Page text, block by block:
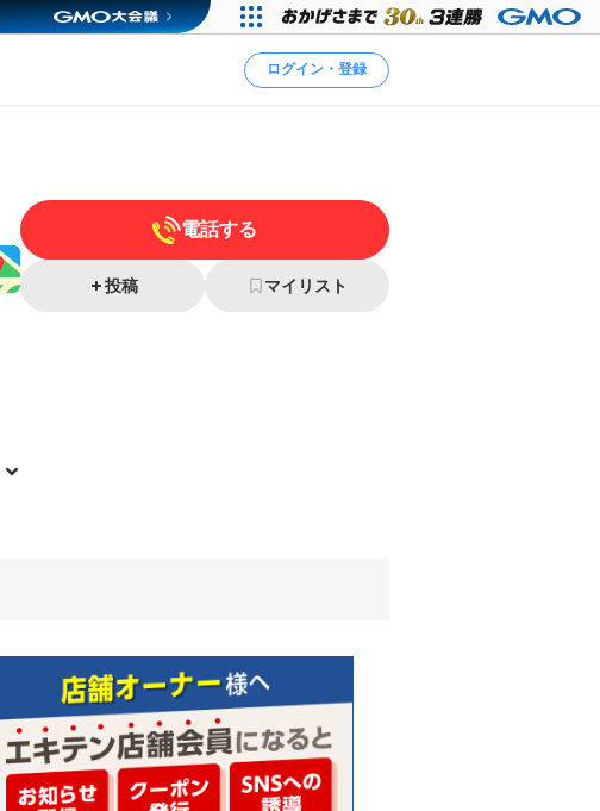
ログイン・登録
電話する
投稿 マイリスト